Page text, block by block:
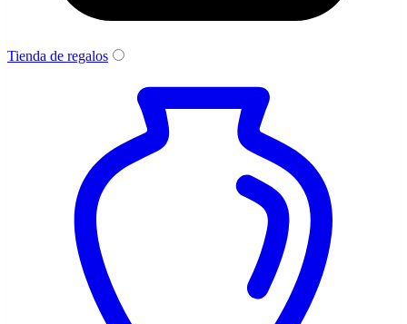
Tienda de regalos